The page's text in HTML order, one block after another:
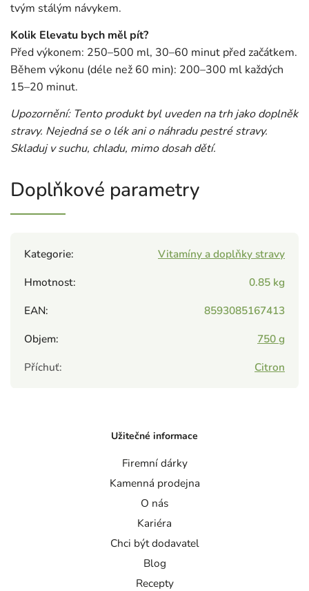
tvým stálým návykem.
Kolik Elevatu bych měl pít?
Před výkonem: 250–500 ml, 30–60 minut před začátkem.
Během výkonu (déle než 60 min): 200–300 ml každých
15–20 minut.
Upozornění: Tento produkt byl uveden na trh jako doplněk
stravy. Nejedná se o lék ani o náhradu pestré stravy.
Skladuj v suchu, chladu, mimo dosah dětí.
Doplňkové parametry
Kategorie:
Vitamíny a doplňky stravy
Hmotnost:
0.85 kg
EAN:
8593085167413
Objem:
750 g
Příchuť: Citron
Užitečné informace
Firemní dárky
Kamenná prodejna
O nás
Kariéra
Chci být dodavatel
Blog
Recepty